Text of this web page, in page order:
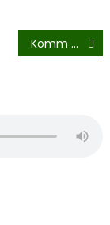
Komm mal wieder im Turm vorbei – offenes Museum im Kirchturm